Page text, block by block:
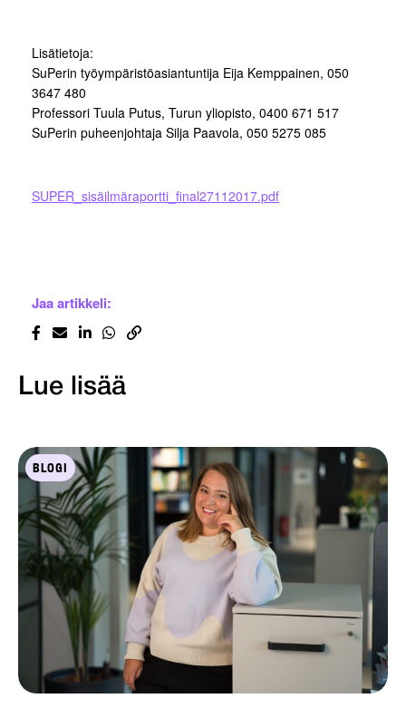
Lisätietoja:
SuPerin työympäristöasiantuntija Eija Kemppainen, 050
3647 480
Professori Tuula Putus, Turun yliopisto, 0400 671 517
SuPerin puheenjohtaja Silja Paavola, 050 5275 085
SUPER_sisäilmäraportti_final27112017.pdf
Jaa artikkeli:
Lue lisää
BLOGI